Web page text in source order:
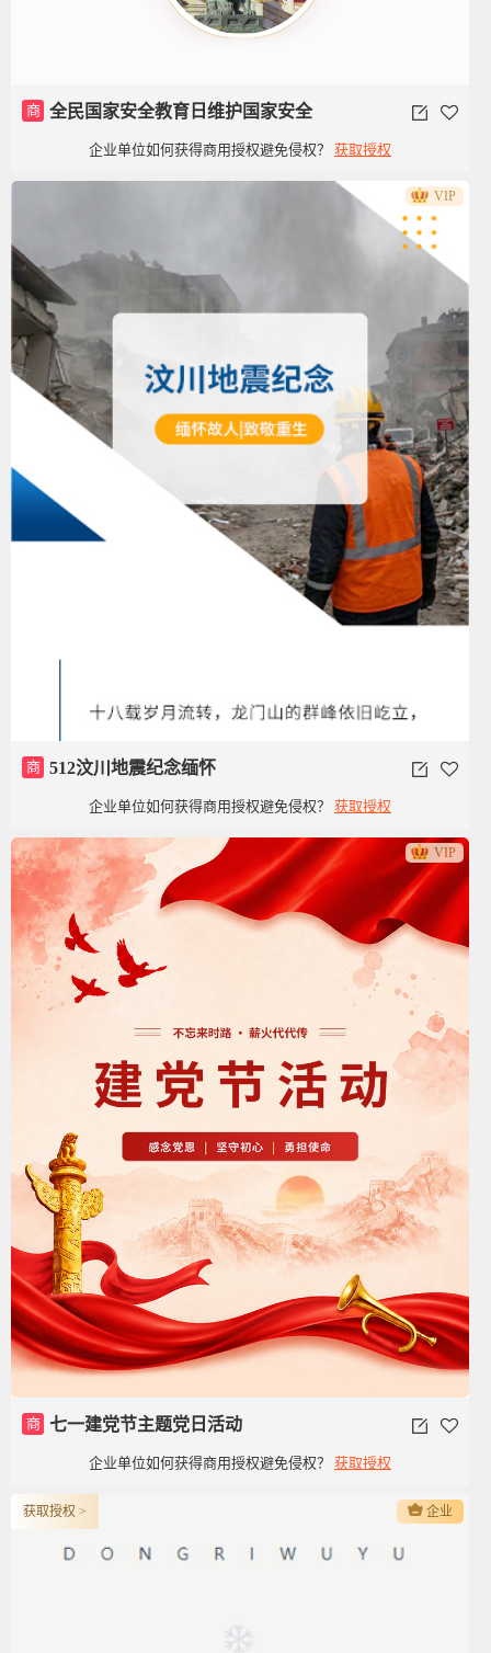
商 全民国家安全教育日维护国家安全
企业单位如何获得商用授权避免侵权？ 获取授权
VIP
商 512汶川地震纪念缅怀
企业单位如何获得商用授权避免侵权？ 获取授权
VIP
商 七一建党节主题党日活动
企业单位如何获得商用授权避免侵权？ 获取授权
获取授权 > 企业